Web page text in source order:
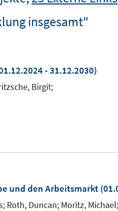
insgesamt"
- 31.12.2030)
Birgit;
und den Arbeitsmarkt
Roth, Duncan; Moritz,